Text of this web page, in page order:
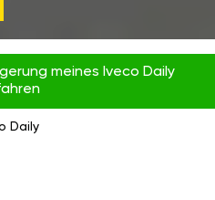
meines Iveco Daily
Daily